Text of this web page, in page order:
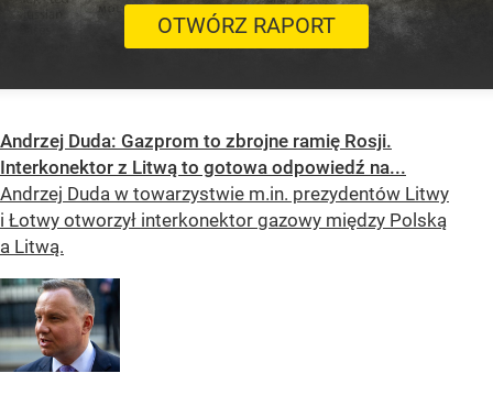
OTWÓRZ RAPORT
Andrzej Duda: Gazprom to zbrojne ramię Rosji.
Interkonektor z Litwą to gotowa odpowiedź na...
Andrzej Duda w towarzystwie m.in. prezydentów Litwy
i Łotwy otworzył interkonektor gazowy między Polską
a Litwą.